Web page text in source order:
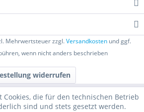
Mehrwertsteuer zzgl.Versandkosten und ggf.
wenn nicht anders beschrieben
widerrufen
Cookies, die für den technischen Betrieb
sind und stets gesetzt werden.